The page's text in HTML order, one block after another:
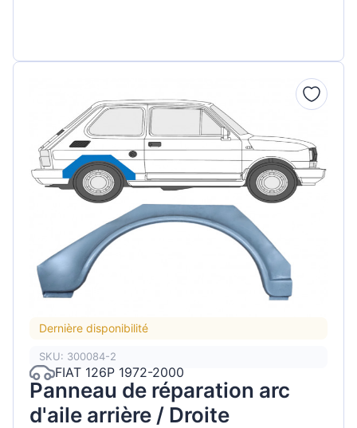
Dernière disponibilité
SKU: 300084-2
FIAT 126P 1972-2000
Panneau de réparation arc
d'aile arrière / Droite